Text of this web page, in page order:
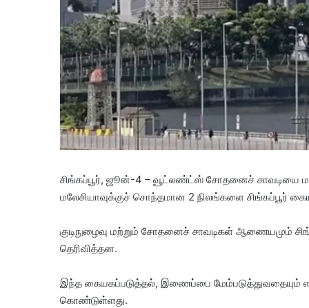
சிங்கப்பூர், ஜூன்-4 – வூட்லண்ட்ஸ் சோதனைச் சாவடியை
மலேசியாவுக்குச் சொந்தமான 2 நிலங்களை சிங்கப்பூர்
குடிநுழைவு மற்றும் சோதனைச் சாவடிகள் ஆணையமும்
தெரிவித்தன.
இந்த கையகப்படுத்தல், இணைப்பை மேம்படுத்துவதையும்
கொண்டுள்ளது.